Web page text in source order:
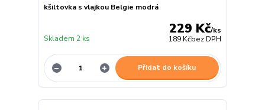
kšiltovka s vlajkou Belgie modrá
229 Kč/ks
189 Kčbez DPH
Skladem 2 ks
Přidat do košíku